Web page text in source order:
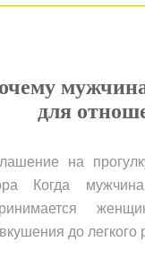
мужчина
для
на
Когда
до легкого